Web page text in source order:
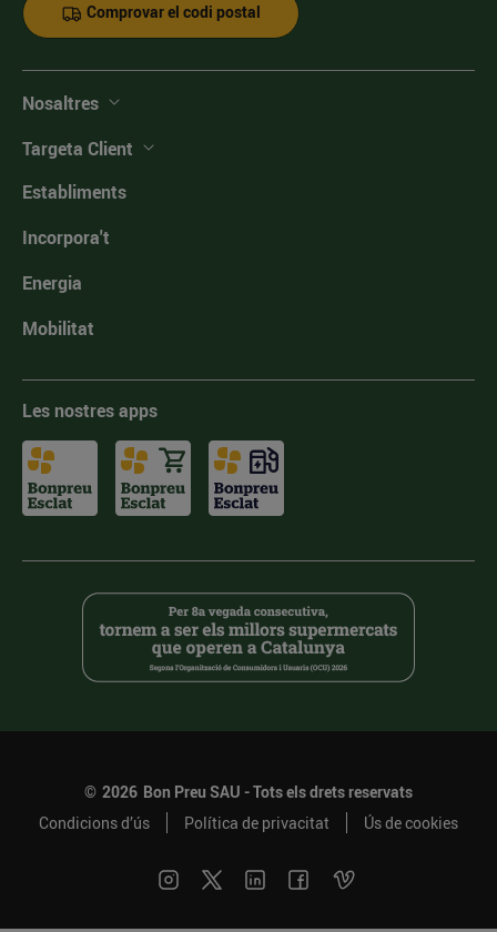
Comprovar el codi postal
Nosaltres
Targeta Client
Establiments
Incorpora't
Energia
Mobilitat
Les nostres apps
© 2026 Bon Preu SAU - Tots els drets reservats
Condicions d’ús
Política de privacitat Ús de cookies